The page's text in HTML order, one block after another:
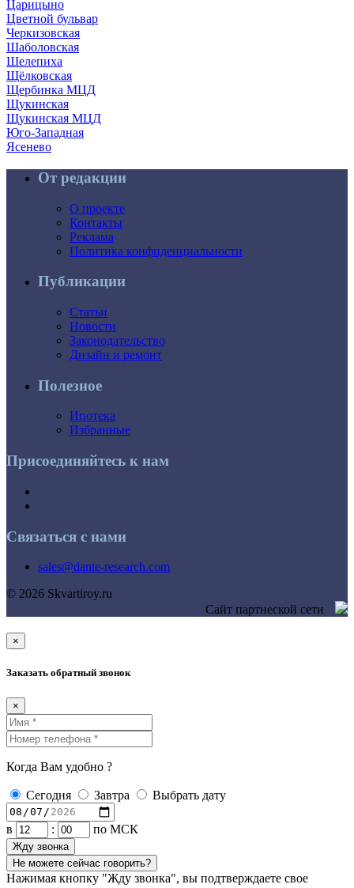
Царицыно
Цветной бульвар
Черкизовская
Шаболовская
Шелепиха
Щёлковская
Щербинка МЦД
Щукинская
Щукинская МЦД
Юго-Западная
Ясенево
От редакции
О проекте
Контакты
Реклама
Политика конфиденциальности
Публикации
Статьи
Новости
Законодательство
Дизайн и ремонт
Полезное
Ипотека
Избранные
Присоединяйтесь к нам
Связаться с нами
sales@dante-research.com
© 2026 Skvartiroy.ru
Сайт партнеской сети
×
Заказать обратный звонок
×
Когда Вам удобно ?
Сегодня Завтра Выбрать дату
в : по МСК
Жду звонка
Не можете сейчас говорить?
Нажимая кнопку "Жду звонка", вы подтверждаете свое